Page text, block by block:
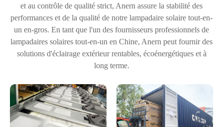
et au contrôle de qualité strict, Anern assure la stabilité des
performances et de la qualité de notre lampadaire solaire tout-en-
un en-gros. En tant que l'un des fournisseurs professionnels de
lampadaires solaires tout-en-un en Chine, Anern peut fournir des
solutions d'éclairage extérieur rentables, écoénergétiques et à
long terme.